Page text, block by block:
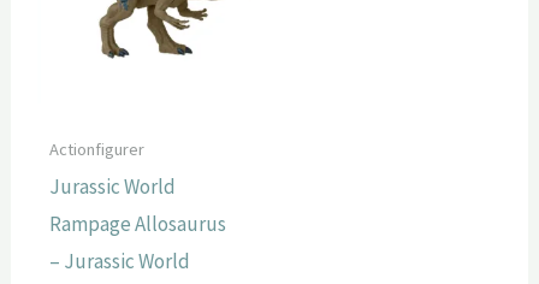
Actionfigurer
Jurassic World
Rampage Allosaurus
– Jurassic World